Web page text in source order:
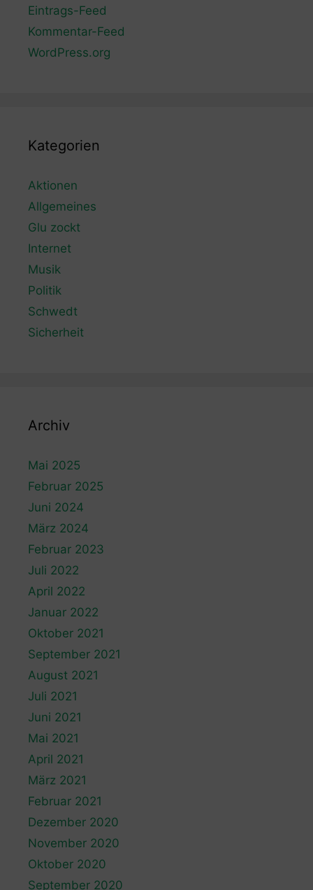
Eintrags-Feed
Kommentar-Feed
WordPress.org
Kategorien
Aktionen
Allgemeines
Glu zockt
Internet
Musik
Politik
Schwedt
Sicherheit
Archiv
Mai 2025
Februar 2025
Juni 2024
März 2024
Februar 2023
Juli 2022
April 2022
Januar 2022
Oktober 2021
September 2021
August 2021
Juli 2021
Juni 2021
Mai 2021
April 2021
März 2021
Februar 2021
Dezember 2020
November 2020
Oktober 2020
September 2020